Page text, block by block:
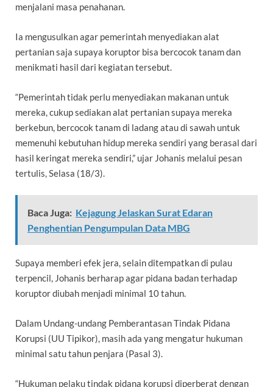
menjalani masa penahanan.
Ia mengusulkan agar pemerintah menyediakan alat
pertanian saja supaya koruptor bisa bercocok tanam dan
menikmati hasil dari kegiatan tersebut.
“Pemerintah tidak perlu menyediakan makanan untuk
mereka, cukup sediakan alat pertanian supaya mereka
berkebun, bercocok tanam di ladang atau di sawah untuk
memenuhi kebutuhan hidup mereka sendiri yang berasal dari
hasil keringat mereka sendiri,” ujar Johanis melalui pesan
tertulis, Selasa (18/3).
Baca Juga: Kejagung Jelaskan Surat Edaran
Penghentian Pengumpulan Data MBG
Supaya memberi efek jera, selain ditempatkan di pulau
terpencil, Johanis berharap agar pidana badan terhadap
koruptor diubah menjadi minimal 10 tahun.
Dalam Undang-undang Pemberantasan Tindak Pidana
Korupsi (UU Tipikor), masih ada yang mengatur hukuman
minimal satu tahun penjara (Pasal 3).
“Hukuman pelaku tindak pidana korupsi diperberat dengan